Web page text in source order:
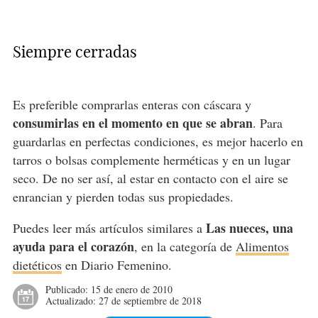
Siempre cerradas
Es preferible comprarlas enteras con cáscara y
consumirlas en el momento en que se abran. Para
guardarlas en perfectas condiciones, es mejor hacerlo en
tarros o bolsas complemente herméticas y en un lugar
seco. De no ser así, al estar en contacto con el aire se
enrancian y pierden todas sus propiedades.
Puedes leer más artículos similares a Las nueces, una
ayuda para el corazón, en la categoría de Alimentos
dietéticosen Diario Femenino.
Publicado: 15 de enero de 2010
Actualizado: 27 de septiembre de 2018